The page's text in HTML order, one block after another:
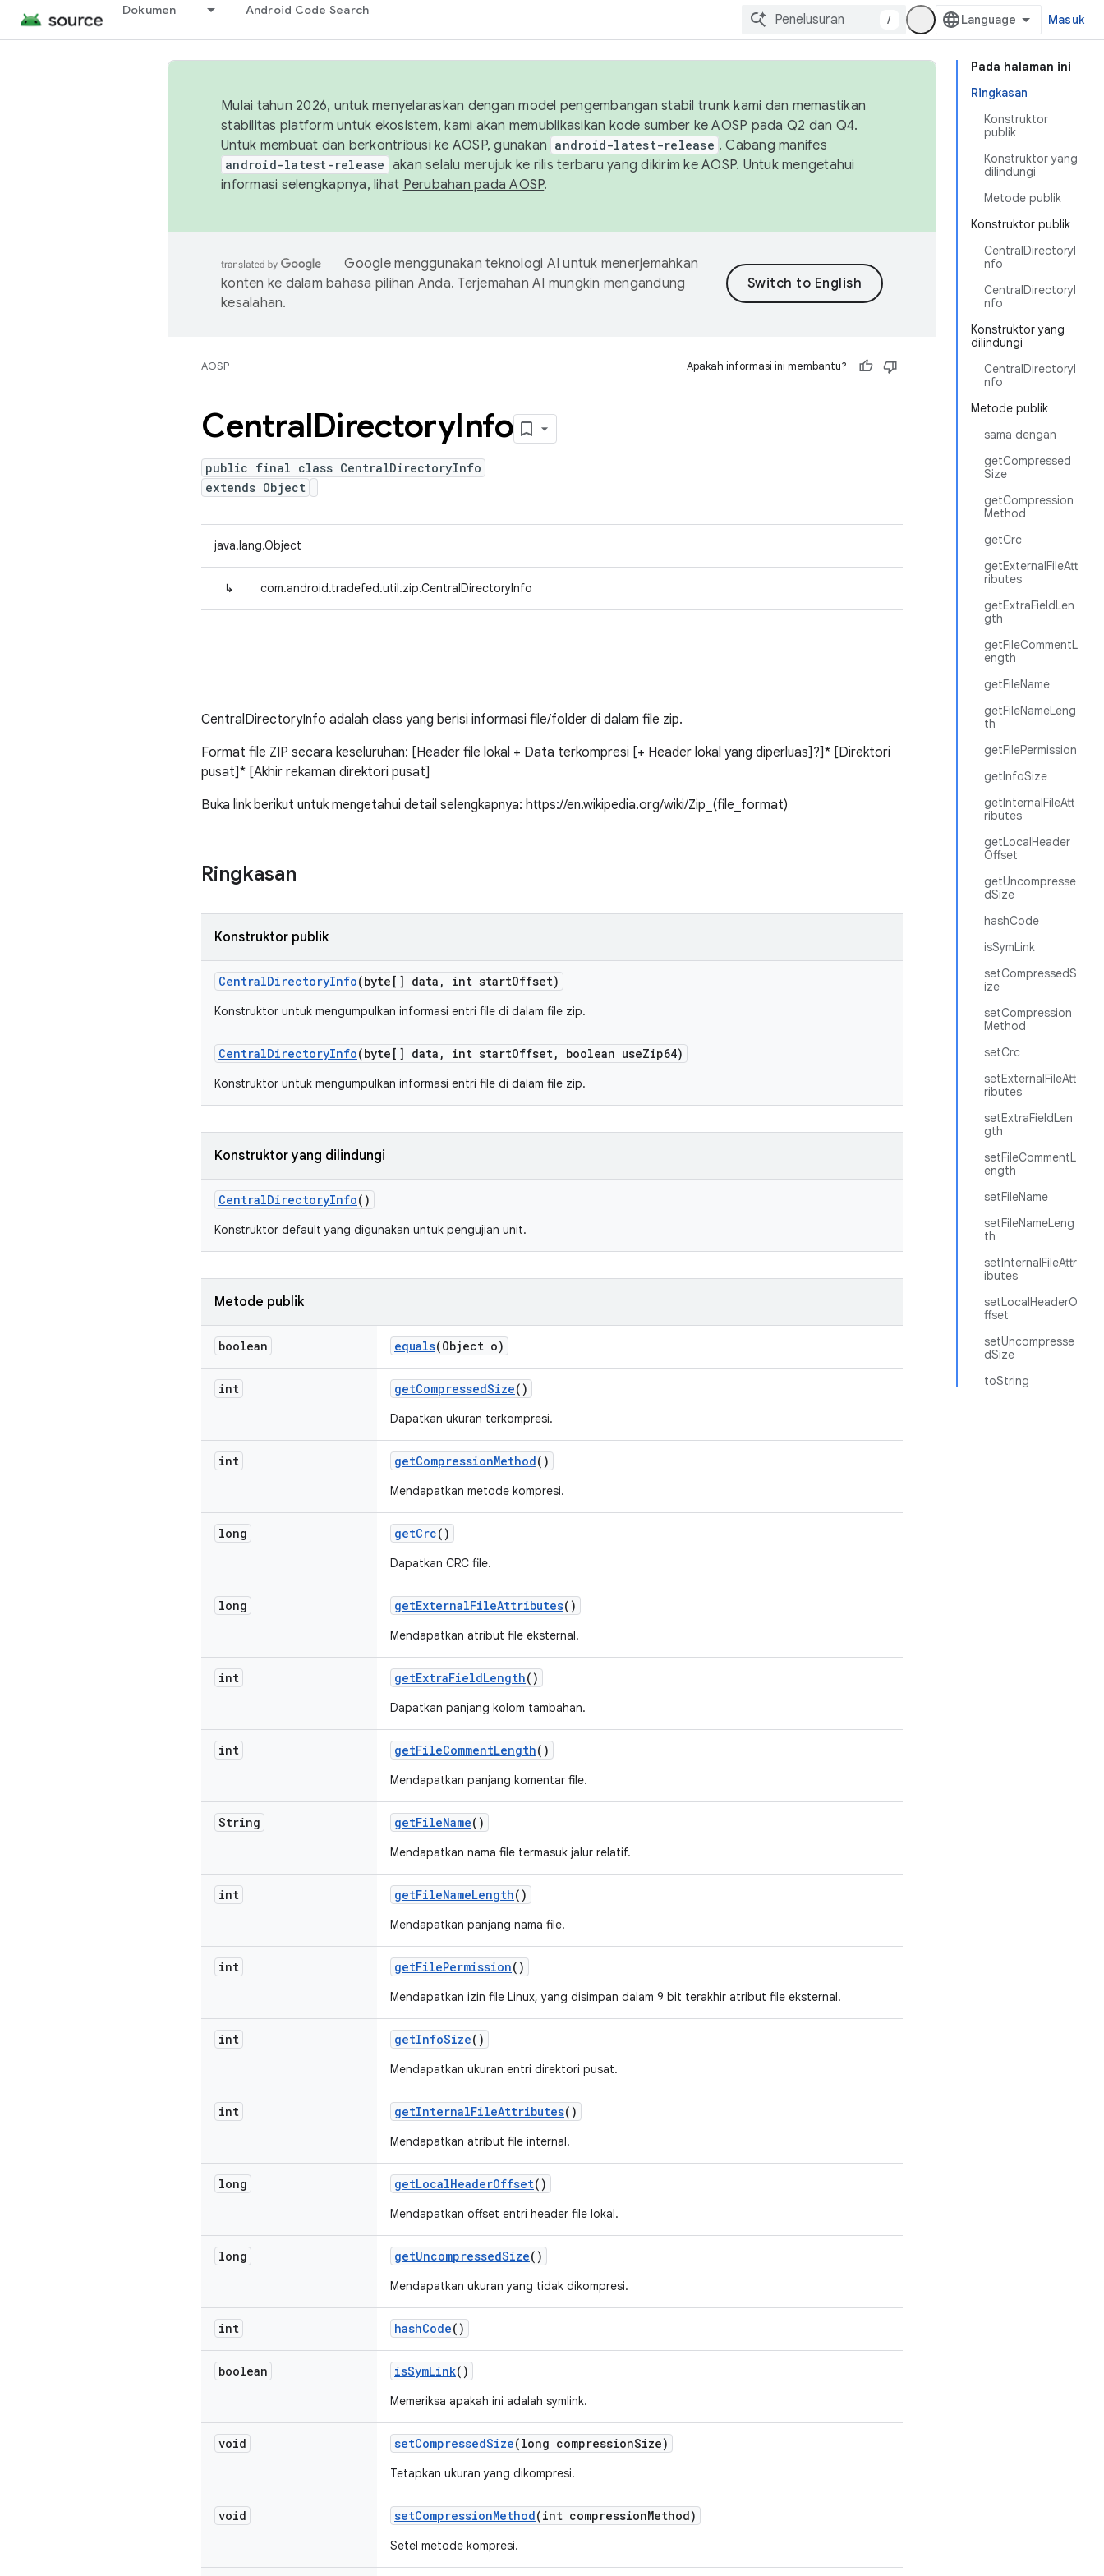
Dokumen Android Code Search
/ Masuk
Pada halaman ini
Ringkasan
Konstruktor
publik
Konstruktor yang
dilindungi
Metode publik
Konstruktor publik
CentralDirectoryI
nfo
CentralDirectoryI
nfo
Konstruktor yang
dilindungi
CentralDirectoryI
nfo
Metode publik
sama dengan
getCompressed
Size
getCompression
Method
getCrc
getExternalFileAtt
ributes
getExtraFieldLen
gth
getFileCommentL
ength
getFileName
getFileNameLeng
th
getFilePermission
getInfoSize
getInternalFileAtt
ributes
getLocalHeader
Offset
getUncompresse
dSize
hashCode
isSymLink
setCompressedS
ize
setCompression
Method
setCrc
setExternalFileAtt
ributes
setExtraFieldLen
gth
setFileCommentL
ength
setFileName
setFileNameLeng
th
setInternalFileAttr
ibutes
setLocalHeaderO
ffset
setUncompresse
dSize
toString
Mulai tahun 2026, untuk menyelaraskan dengan model pengembangan stabil trunk kami dan memastikan
stabilitas platform untuk ekosistem, kami akan memublikasikan kode sumber ke AOSP pada Q2 dan Q4.
Untuk membuat dan berkontribusi ke AOSP, gunakan android-latest-release . Cabang manifes
android-latest-release akan selalu merujuk ke rilis terbaru yang dikirim ke AOSP. Untuk mengetahui
informasi selengkapnya, lihat Perubahan pada AOSP.
Google menggunakan teknologi AI untuk menerjemahkan
konten ke dalam bahasa pilihan Anda. Terjemahan AI mungkin mengandung
kesalahan.
AOSP Apakah informasi ini membantu?
CentralDirectoryInfo
public final class CentralDirectoryInfo
extends Object
java.lang.Object
↳ com.android.tradefed.util.zip.CentralDirectoryInfo
CentralDirectoryInfo adalah class yang berisi informasi file/folder di dalam file zip.
Format file ZIP secara keseluruhan: [Header file lokal + Data terkompresi [+ Header lokal yang diperluas]?]* [Direktori
pusat]* [Akhir rekaman direktori pusat]
Buka link berikut untuk mengetahui detail selengkapnya: https://en.wikipedia.org/wiki/Zip_(file_format)
Ringkasan
Konstruktor publik
CentralDirectoryInfo(byte[] data , int startOffset)
Konstruktor untuk mengumpulkan informasi entri file di dalam file zip.
CentralDirectoryInfo(byte[] data , int startOffset, boolean useZip64)
Konstruktor untuk mengumpulkan informasi entri file di dalam file zip.
Konstruktor yang dilindungi
CentralDirectoryInfo()
Konstruktor default yang digunakan untuk pengujian unit.
Metode publik
boolean equals(Object o)
int getCompressedSize()
Dapatkan ukuran terkompresi.
int getCompressionMethod()
Mendapatkan metode kompresi.
long getCrc()
Dapatkan CRC file.
long getExternalFileAttributes()
Mendapatkan atribut file eksternal.
int getExtraFieldLength()
Dapatkan panjang kolom tambahan.
int getFileCommentLength()
Mendapatkan panjang komentar file.
String getFileName()
Mendapatkan nama file termasuk jalur relatif.
int getFileNameLength()
Mendapatkan panjang nama file.
int getFilePermission()
Mendapatkan izin file Linux, yang disimpan dalam 9 bit terakhir atribut file eksternal.
int getInfoSize()
Mendapatkan ukuran entri direktori pusat.
int getInternalFileAttributes()
Mendapatkan atribut file internal.
long getLocalHeaderOffset()
Mendapatkan offset entri header file lokal.
long getUncompressedSize()
Mendapatkan ukuran yang tidak dikompresi.
int hashCode()
boolean isSymLink()
Memeriksa apakah ini adalah symlink.
void setCompressedSize(long compressionSize)
Tetapkan ukuran yang dikompresi.
void setCompressionMethod(int compressionMethod)
Setel metode kompresi.